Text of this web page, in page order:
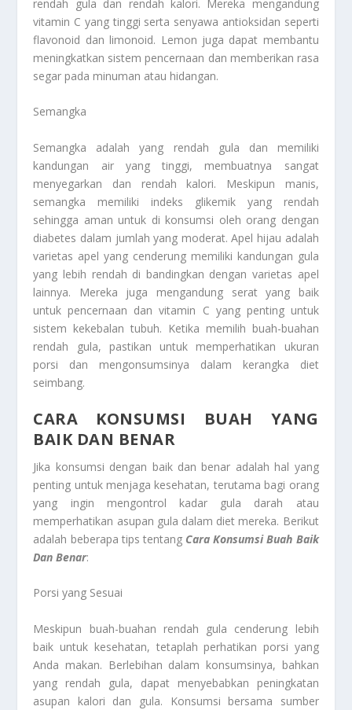
rendah gula dan rendah kalori. Mereka mengandung
vitamin C yang tinggi serta senyawa antioksidan seperti
flavonoid dan limonoid. Lemon juga dapat membantu
meningkatkan sistem pencernaan dan memberikan rasa
segar pada minuman atau hidangan.
Semangka
Semangka adalah yang rendah gula dan memiliki
kandungan air yang tinggi, membuatnya sangat
menyegarkan dan rendah kalori. Meskipun manis,
semangka memiliki indeks glikemik yang rendah
sehingga aman untuk di konsumsi oleh orang dengan
diabetes dalam jumlah yang moderat. Apel hijau adalah
varietas apel yang cenderung memiliki kandungan gula
yang lebih rendah di bandingkan dengan varietas apel
lainnya. Mereka juga mengandung serat yang baik
untuk pencernaan dan vitamin C yang penting untuk
sistem kekebalan tubuh. Ketika memilih buah-buahan
rendah gula, pastikan untuk memperhatikan ukuran
porsi dan mengonsumsinya dalam kerangka diet
seimbang.
CARA KONSUMSI BUAH YANG
BAIK DAN BENAR
Jika konsumsi dengan baik dan benar adalah hal yang
penting untuk menjaga kesehatan, terutama bagi orang
yang ingin mengontrol kadar gula darah atau
memperhatikan asupan gula dalam diet mereka. Berikut
adalah beberapa tips tentang Cara Konsumsi Buah Baik
Dan Benar:
Porsi yang Sesuai
Meskipun buah-buahan rendah gula cenderung lebih
baik untuk kesehatan, tetaplah perhatikan porsi yang
Anda makan. Berlebihan dalam konsumsinya, bahkan
yang rendah gula, dapat menyebabkan peningkatan
asupan kalori dan gula. Konsumsi bersama sumber